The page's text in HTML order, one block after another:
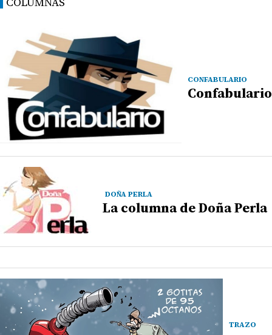
CONFABULARIO
Confabulario
DOÑA PERLA
La columna de Doña Perla
TRAZO